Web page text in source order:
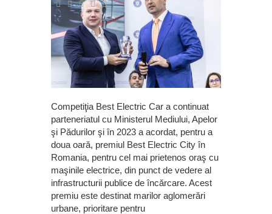
Competiţia Best Electric Car a continuat
parteneriatul cu Ministerul Mediului, Apelor
şi Pădurilor şi în 2023 a acordat, pentru a
doua oară, premiul Best Electric City în
Romania, pentru cel mai prietenos oraş cu
maşinile electrice, din punct de vedere al
infrastructurii publice de încărcare. Acest
premiu este destinat marilor aglomerări
urbane, prioritare pentru